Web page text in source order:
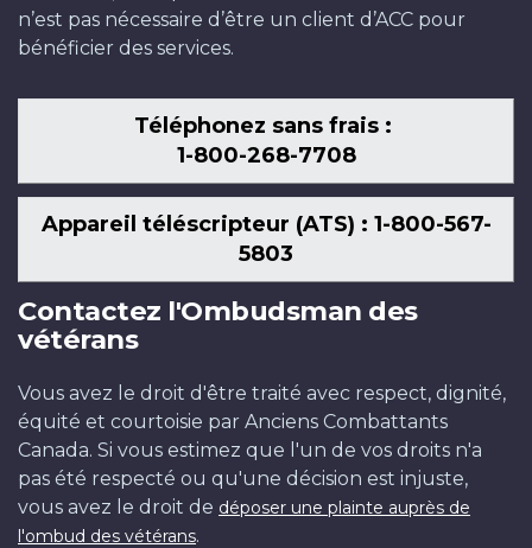
n’est pas nécessaire d’être un client d’ACC pour
bénéficier des services.
Téléphonez sans frais :
1-800-268-7708
Appareil téléscripteur (ATS) : 1-800-567-
5803
Contactez l'Ombudsman des
vétérans
Vous avez le droit d'être traité avec respect, dignité,
équité et courtoisie par Anciens Combattants
Canada. Si vous estimez que l'un de vos droits n'a
pas été respecté ou qu'une décision est injuste,
vous avez le droit de déposer une plainte auprès de
l'ombud des vétérans.